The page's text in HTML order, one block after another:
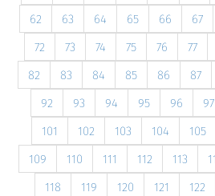
62
63 64 65 66 67
72
73 74 75 76 77
82
83 84 85 86 87
92
93 94 95 96 97
101
102 103 104 105
109
110 111 112 113
118
119 120 121 122